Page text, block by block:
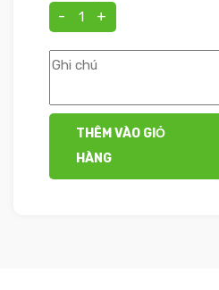
- +
THÊM VÀO GIỎ
HÀNG